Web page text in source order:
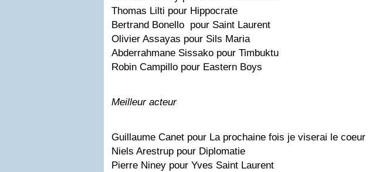
Thomas Lilti pour Hippocrate
Bertrand Bonello pour Saint Laurent
Olivier Assayas pour Sils Maria
Abderrahmane Sissako pour Timbuktu
Robin Campillo pour Eastern Boys
Meilleur acteur
Guillaume Canet pour La prochaine fois je viserai le coeur
Niels Arestrup pour Diplomatie
Pierre Niney pour Yves Saint Laurent